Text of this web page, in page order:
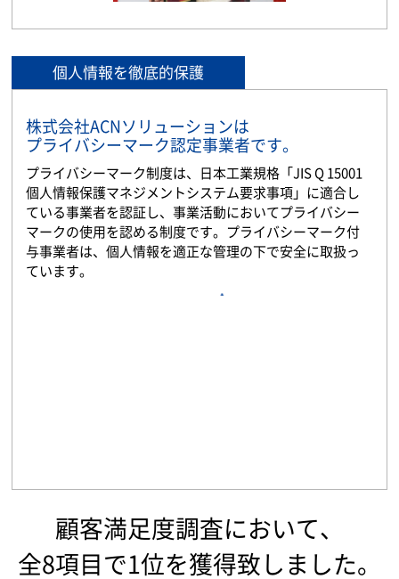
個人情報を徹底的保護
株式会社ACNソリューションは
プライバシーマーク認定事業者です。
プライバシーマーク制度は、日本工業規格「JIS Q 15001
個人情報保護マネジメントシステム要求事項」に適合し
ている事業者を認証し、事業活動においてプライバシー
マークの使用を認める制度です。プライバシーマーク付
与事業者は、個人情報を適正な管理の下で安全に取扱っ
ています。
顧客満足度調査において、
全8項目で1位を獲得致しました。